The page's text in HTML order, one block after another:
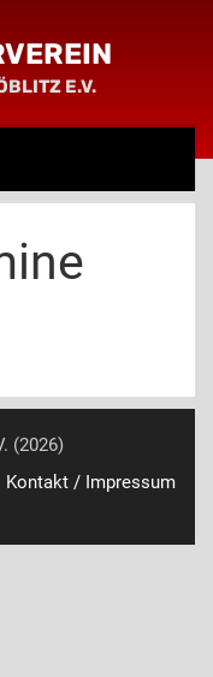
E.V.
(2026)
Kontakt / Impressum